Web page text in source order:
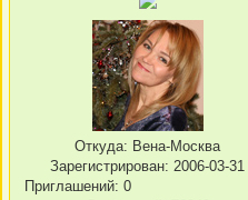
Откуда: Вена-Москва
Зарегистрирован: 2006-03-31
Приглашений: 0